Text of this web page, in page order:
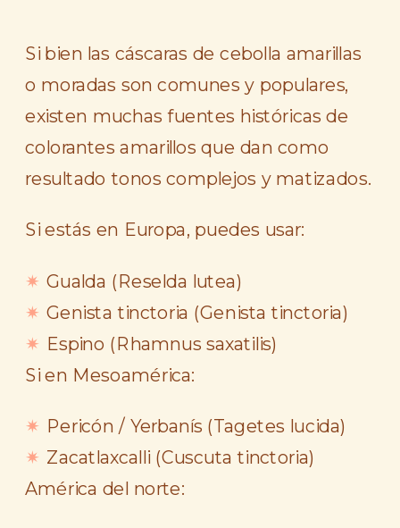
Si bien las cáscaras de cebolla amarillas
o moradas son comunes y populares,
existen muchas fuentes históricas de
colorantes amarillos que dan como
resultado tonos complejos y matizados.
Si estás en Europa, puedes usar:
Gualda (Reselda lutea)
Genista tinctoria (Genista tinctoria)
Espino (Rhamnus saxatilis)
Si en Mesoamérica:
Pericón / Yerbanís (Tagetes lucida)
Zacatlaxcalli (Cuscuta tinctoria)
América del norte: